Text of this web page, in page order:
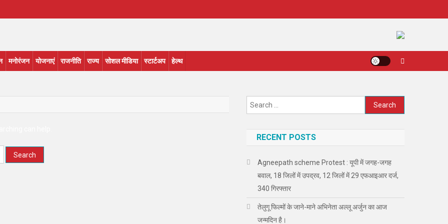
मनोरंजन योजनाएं राजनीति राज्य सोशल मीडिया स्टार्टअप हेल्थ
Search
for:
RECENT POSTS
Agneepath scheme Protest : यूपी में जगह-जगह
बवाल, 18 जिलों में उपद्रव, 12 जिलों में 29 एफआइआर दर्ज,
340 गिरफ्तार
तेलुगू फिल्मों के जाने-माने अभिनेता अल्लू अर्जुन का आज
जन्मदिन है।